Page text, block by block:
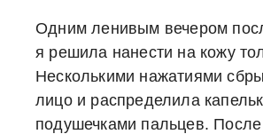
Одним ленивым вечером
я решила нанести на кожу
Несколькими нажатиями
лицо и распределила
подушечками пальцев.